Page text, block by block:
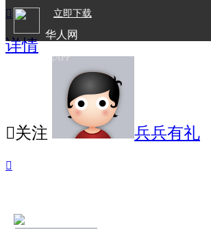
立即下载
华人网
欧洲华人生活APP

详情
关注 兵兵有礼
